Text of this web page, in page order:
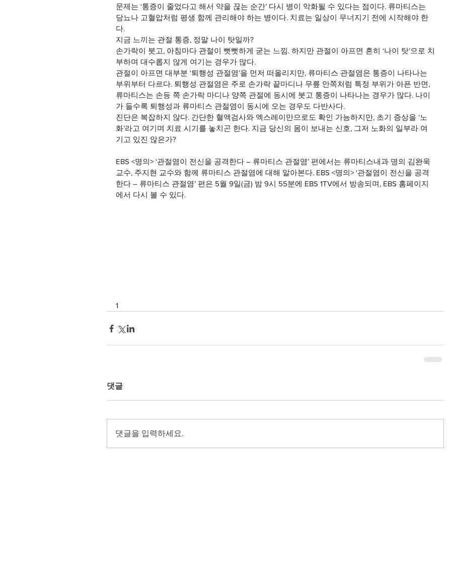
문제는 ‘통증이 줄었다고 해서 약을 끊는 순간’ 다시 병이 악화될 수 있다는 점이다. 류마티스는
당뇨나 고혈압처럼 평생 함께 관리해야 하는 병이다. 치료는 일상이 무너지기 전에 시작해야 한
다.
지금 느끼는 관절 통증, 정말 나이 탓일까?
손가락이 붓고, 아침마다 관절이 뻣뻣하게 굳는 느낌. 하지만 관절이 아프면 흔히 ‘나이 탓’으로 치
부하며 대수롭지 않게 여기는 경우가 많다.
관절이 아프면 대부분 ‘퇴행성 관절염’을 먼저 떠올리지만, 류마티스 관절염은 통증이 나타나는
부위부터 다르다. 퇴행성 관절염은 주로 손가락 끝마디나 무릎 안쪽처럼 특정 부위가 아픈 반면,
류마티스는 손등 쪽 손가락 마디나 양쪽 관절에 동시에 붓고 통증이 나타나는 경우가 많다. 나이
가 들수록 퇴행성과 류마티스 관절염이 동시에 오는 경우도 다반사다.
진단은 복잡하지 않다. 간단한 혈액검사와 엑스레이만으로도 확인 가능하지만, 초기 증상을 ‘노
화’라고 여기며 치료 시기를 놓치곤 한다. 지금 당신의 몸이 보내는 신호, 그저 노화의 일부라 여
기고 있진 않은가?
EBS <명의> ‘관절염이 전신을 공격한다 – 류마티스 관절염’ 편에서는 류마티스내과 명의 김완욱
교수, 주지현 교수와 함께 류마티스 관절염에 대해 알아본다. EBS <명의> ‘관절염이 전신을 공격
한다 – 류마티스 관절염’ 편은 5월 9일(금) 밤 9시 55분에 EBS 1TV에서 방송되며, EBS 홈페이지
에서 다시 볼 수 있다.
1
댓글
댓글을 입력하세요.